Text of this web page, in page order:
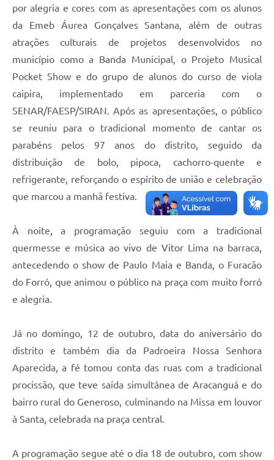
por alegria e cores com as apresentações com os alunos
da Emeb Áurea Gonçalves Santana, além de outras
atrações culturais de projetos desenvolvidos no
município como a Banda Municipal, o Projeto Musical
Pocket Show e do grupo de alunos do curso de viola
caipira, implementado em parceria com o
SENAR/FAESP/SIRAN. Após as apresentações, o público
se reuniu para o tradicional momento de cantar os
parabéns pelos 97 anos do distrito, seguido da
distribuição de bolo, pipoca, cachorro-quente e
refrigerante, reforçando o espírito de união e celebração
que marcou a manhã festiva.
À noite, a programação seguiu com a tradicional
quermesse e música ao vivo de Vitor Lima na barraca,
antecedendo o show de Paulo Maia e Banda, o Furacão
do Forró, que animou o público na praça com muito forró
e alegria.
Já no domingo, 12 de outubro, data do aniversário do
distrito e também dia da Padroeira Nossa Senhora
Aparecida, a fé tomou conta das ruas com a tradicional
procissão, que teve saída simultânea de Aracanguá e do
bairro rural do Generoso, culminando na Missa em louvor
à Santa, celebrada na praça central.
A programação segue até o dia 18 de outubro, com show